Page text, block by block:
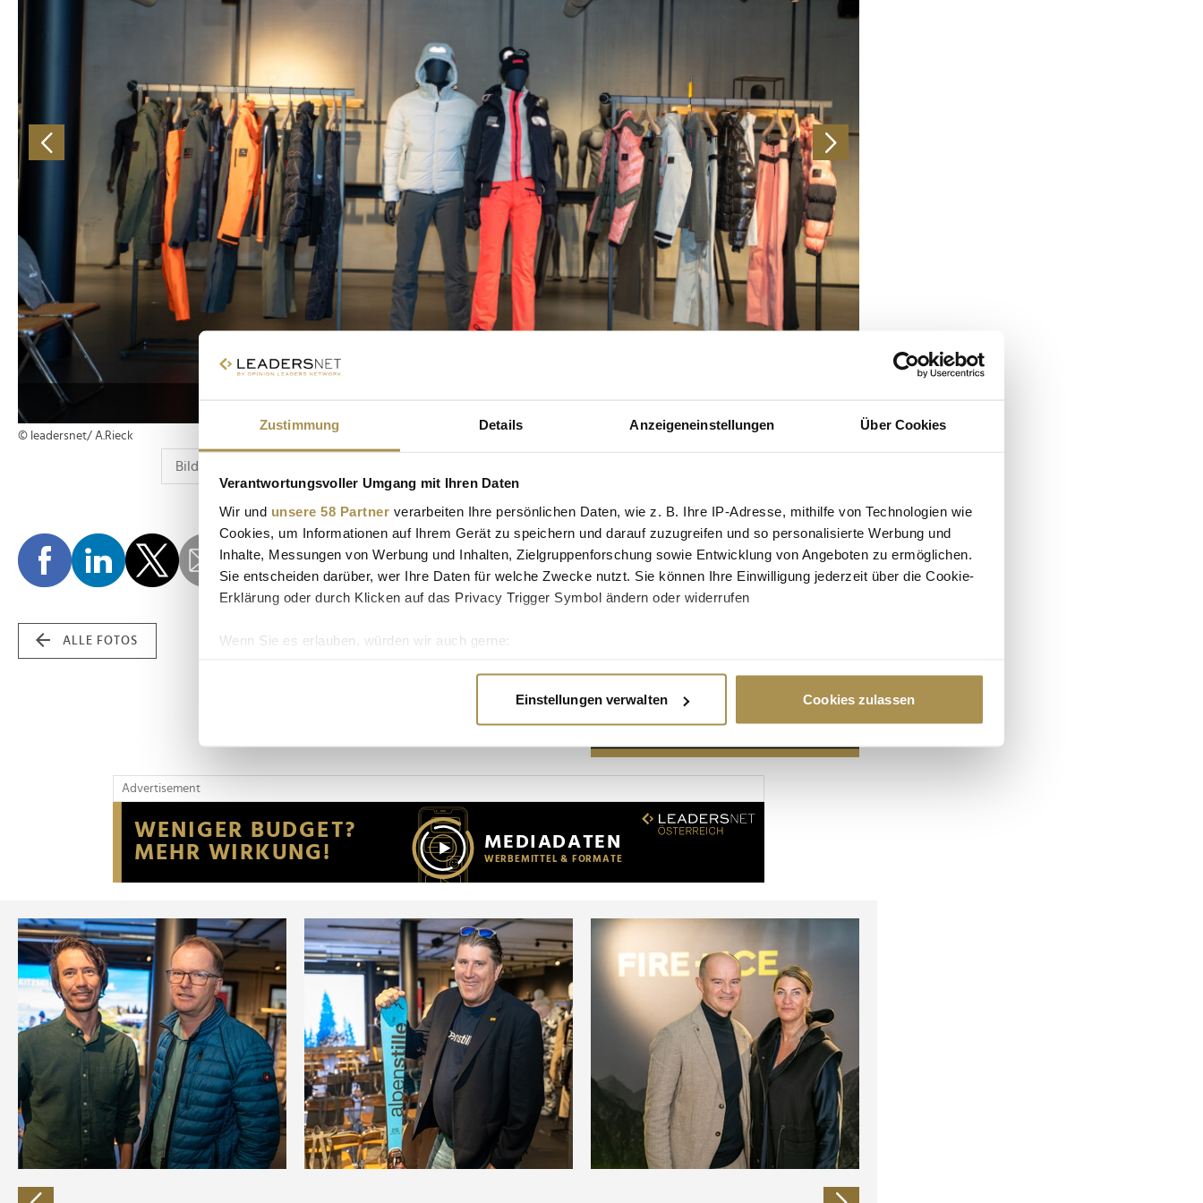
Zustimmung Details Anzeigeneinstellungen Über Cookies
Verantwortungsvoller Umgang mit Ihren Daten
Wir und unsere 58 Partner verarbeiten Ihre persönlichen Daten, wie z. B. Ihre IP-Adresse, mithilfe von Technologien wie
Cookies, um Informationen auf Ihrem Gerät zu speichern und darauf zuzugreifen und so personalisierte Werbung und
Inhalte, Messungen von Werbung und Inhalten, Zielgruppenforschung sowie Entwicklung von Angeboten zu ermöglichen.
Sie entscheiden darüber, wer Ihre Daten für welche Zwecke nutzt. Sie können Ihre Einwilligung jederzeit über die Cookie-
Erklärung oder durch Klicken auf das Privacy Trigger Symbol ändern oder widerrufen
Wenn Sie es erlauben, würden wir auch gerne:
Erfahren Sie mehr darüber, wie Ihre persönlichen Daten verarbeitet werden, und legen Sie Ihre Präferenzen im
Wir verwenden Cookies, um Inhalte und Anzeigen zu personalisieren, Funktionen für soziale Medien anbieten zu können
Website an unsere Partner für soziale Medien, Werbung und Analysen weiter. Unsere Partner führen diese Informationen
möglicherweise mit weiteren Daten zusammen, die Sie ihnen bereitgestellt haben oder die sie im Rahmen Ihrer Nutzung
der Dienste gesammelt haben.
Einstellungen verwalten Cookies zulassen
© leadersnet/ A.Rieck
ALLE FOTOS
Advertisement
Advertisement